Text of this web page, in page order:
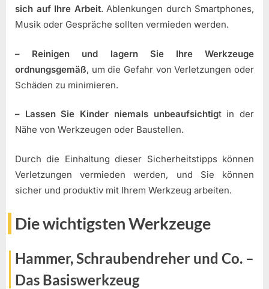
sich auf Ihre Arbeit. Ablenkungen durch Smartphones,
Musik oder Gespräche sollten vermieden werden.
– Reinigen und lagern Sie Ihre Werkzeuge
ordnungsgemäß, um die Gefahr von Verletzungen oder
Schäden zu minimieren.
– Lassen Sie Kinder niemals unbeaufsichtigt in der
Nähe von Werkzeugen oder Baustellen.
Durch die Einhaltung dieser Sicherheitstipps können
Verletzungen vermieden werden, und Sie können
sicher und produktiv mit Ihrem Werkzeug arbeiten.
Die wichtigsten Werkzeuge
Hammer, Schraubendreher und Co. –
Das Basiswerkzeug